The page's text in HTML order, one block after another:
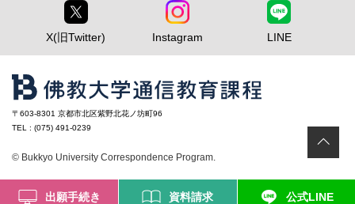
X(旧Twitter) Instagram LINE
〒603-8301 京都市北区紫野北花ノ坊町96
TEL : (075) 491-0239
© Bukkyo University Correspondence Program.
出願手続き 資料請求 公式LINE